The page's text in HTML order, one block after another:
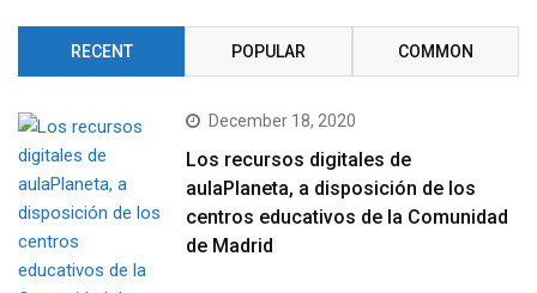
RECENT POPULAR COMMON
December 18, 2020
Los recursos digitales de
aulaPlaneta, a disposición de los
centros educativos de la Comunidad
de Madrid